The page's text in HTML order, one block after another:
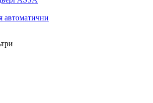
автоматични